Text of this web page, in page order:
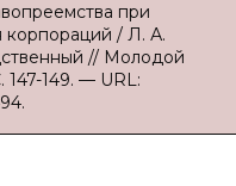
при
корпораций / Л. А.
// Молодой
149. — URL: